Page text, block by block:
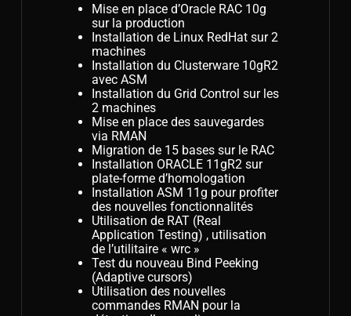
Mise en place d’Oracle RAC 10g
sur la production
Installation de Linux RedHat sur 2
machines
Installation du Clusterware 10gR2
avec ASM
Installation du Grid Control sur les
2 machines
Mise en place des sauvegardes
via RMAN
Migration de 15 bases sur le RAC
Installation ORACLE 11gR2 sur
plate-forme d’homologation
Installation ASM 11g pour profiter
des nouvelles fonctionnalités
Utilisation de RAT (Real
Application Testing) , utilisation
de l’utilitaire « wrc »
Test du nouveau Bind Peeking
(Adaptive cursors)
Utilisation des nouvelles
commandes RMAN pour la